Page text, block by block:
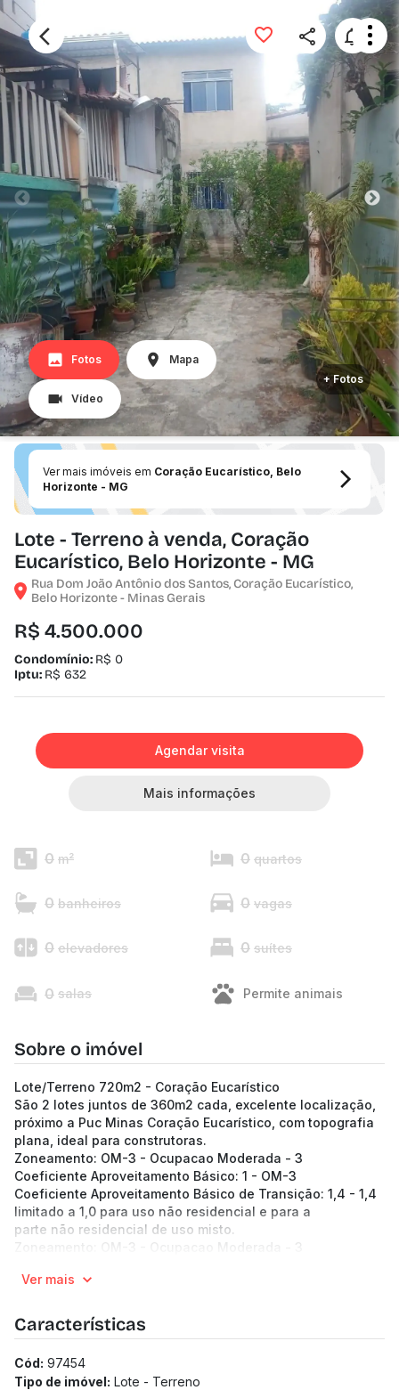
Fotos Mapa
Vídeo
+ Fotos
Ver mais imóveis em Coração Eucarístico, Belo
Horizonte - MG
Lote - Terreno à venda, Coração
Eucarístico, Belo Horizonte - MG
Rua Dom João Antônio dos Santos, Coração Eucarístico,
Belo Horizonte - Minas Gerais
R$ 4.500.000
Condomínio: R$ 0
Iptu: R$ 632
Agendar visita
Mais informações
0 m² 0 quartos
0 banheiros 0 vagas
0 elevadores 0 suítes
0 salas Permite animais
Sobre o imóvel
Lote/Terreno 720m2 - Coração Eucarístico
São 2 lotes juntos de 360m2 cada, excelente localização,
próximo a Puc Minas Coração Eucarístico, com topografia
plana, ideal para construtoras.
Zoneamento: OM-3 - Ocupacao Moderada - 3
Coeficiente Aproveitamento Básico: 1 - OM-3
Coeficiente Aproveitamento Básico de Transição: 1,4 - 1,4
limitado a 1,0 para uso não residencial e para a
parte não residencial de uso misto.
Zoneamento: OM-3 - Ocupacao Moderada - 3
Solicitamos a confirmação com nossa equipe).
Ver mais
Características
Cód: 97454
Tipo de imóvel: Lote - Terreno